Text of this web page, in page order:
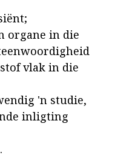
organe in die
vlak in die
'n studie,
inligting